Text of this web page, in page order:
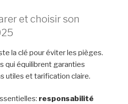
et choisir son
la clé pour éviter les pièges.
qui équilibrent garanties
utiles et tarification claire.
responsabilité